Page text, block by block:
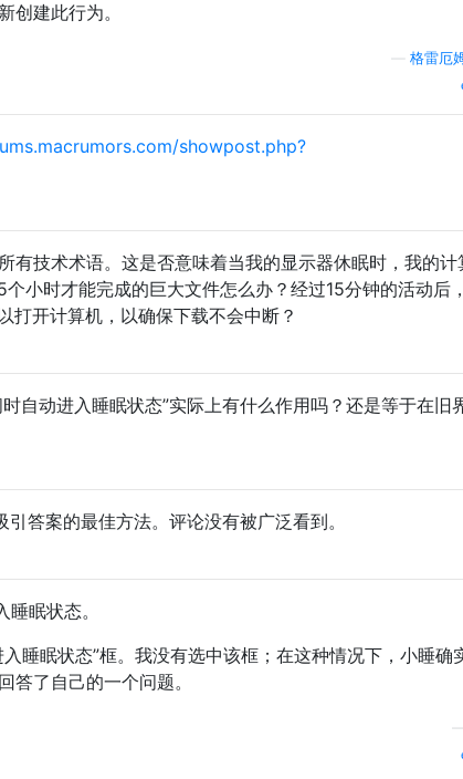
创建此行为。
格雷厄
showpost.php?
有技术术语。这是否意味着当我的显示器休眠时，我的计
小时才能完成的巨大文件怎么办？经过15分钟的活动后
打开计算机，以确保下载不会中断？
自动进入睡眠状态”实际上有什么作用吗？还是等于在旧
引答案的最佳方法。评论没有被广泛看到。
眠状态。
睡眠状态”框。我没有选中该框；在这种情况下，小睡确
答了自己的一个问题。